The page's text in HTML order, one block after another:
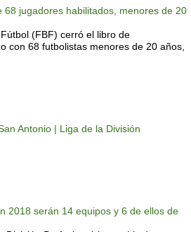
68 jugadores habilitados, menores de 20
(FBF) cerró el libro de
con 68 futbolistas menores de 20 años,
Antonio | Liga de la División
2018 serán 14 equipos y 6 de ellos de